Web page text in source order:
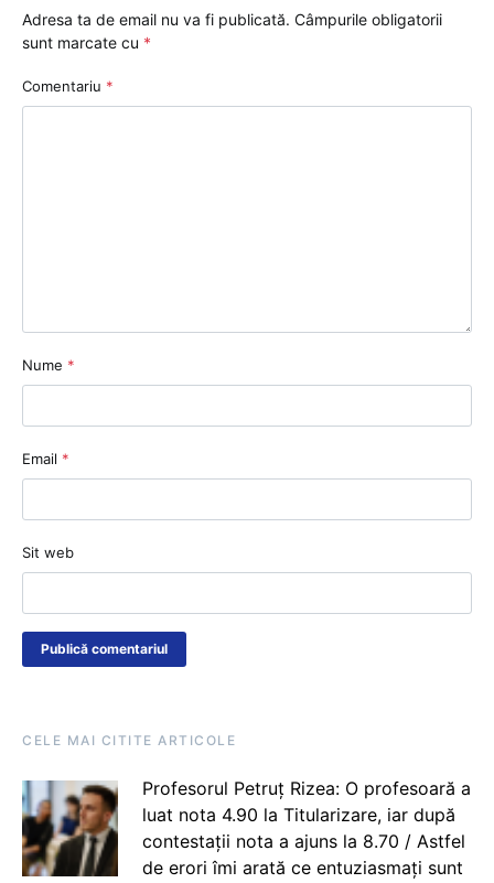
Adresa ta de email nu va fi publicată. Câmpurile obligatorii
sunt marcate cu *
Comentariu *
Nume *
Email *
Sit web
CELE MAI CITITE ARTICOLE
Profesorul Petruț Rizea: O profesoară a
luat nota 4.90 la Titularizare, iar după
contestații nota a ajuns la 8.70 / Astfel
de erori îmi arată ce entuziasmați sunt